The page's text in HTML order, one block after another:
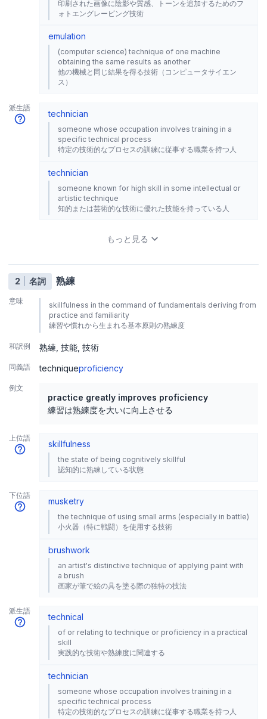
印刷された画像に陰影や質感、トーンを追加するためのフ
ォトエングレービング技術
emulation
(computer science) technique of one machine
obtaining the same results as another
他の機械と同じ結果を得る技術（コンピュータサイエン
ス）
派生語
technician
someone whose occupation involves training in a
specific technical process
特定の技術的なプロセスの訓練に従事する職業を持つ人
technician
someone known for high skill in some intellectual or
artistic technique
知的または芸術的な技術に優れた技能を持っている人
もっと見る
2 名詞 熟練
意味
skillfulness in the command of fundamentals deriving from
practice and familiarity
練習や慣れから生まれる基本原則の熟練度
和訳例 熟練 技能 技術
同義語 techniqueproficiency
例文
practice greatly improves proficiency
練習は熟練度を大いに向上させる
上位語
skillfulness
the state of being cognitively skillful
認知的に熟練している状態
下位語
musketry
the technique of using small arms (especially in battle)
小火器（特に戦闘）を使用する技術
brushwork
an artist's distinctive technique of applying paint with
a brush
画家が筆で絵の具を塗る際の独特の技法
派生語
technical
of or relating to technique or proficiency in a practical
skill
実践的な技術や熟練度に関連する
technician
someone whose occupation involves training in a
specific technical process
特定の技術的なプロセスの訓練に従事する職業を持つ人